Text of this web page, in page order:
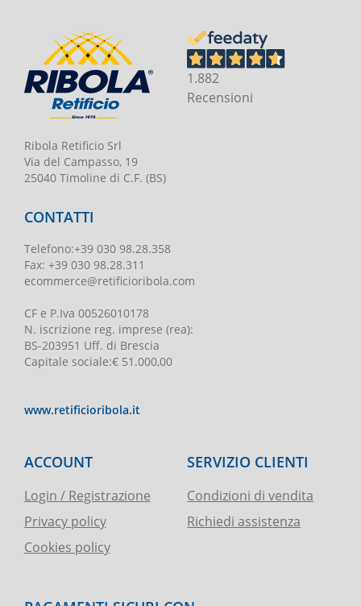
Ribola Retificio Srl
Via del Campasso, 19
25040 Timoline di C.F. (BS)
1.882
Recensioni
CONTATTI
Telefono:+39 030 98.28.358
Fax: +39 030 98.28.311
ecommerce@retificioribola.com
CF e P.Iva 00526010178
N. iscrizione reg. imprese (rea):
BS-203951 Uff. di Brescia
Capitale sociale:€ 51.000,00
www.retificioribola.it
ACCOUNT
Login / Registrazione
Privacy policy
Cookies policy
SERVIZIO CLIENTI
Condizioni di vendita
Richiedi assistenza